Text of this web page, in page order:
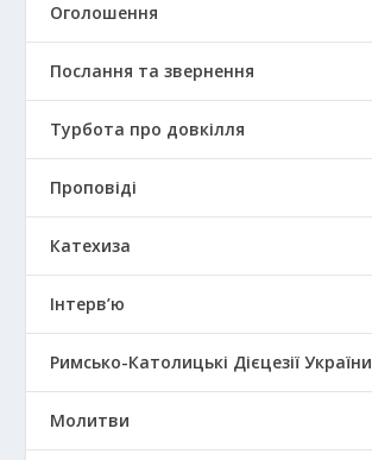
Оголошення
Послання та звернення
Турбота про довкілля
Проповіді
Катехиза
Інтерв’ю
Римсько-Католицькі Дієцезії України
Молитви